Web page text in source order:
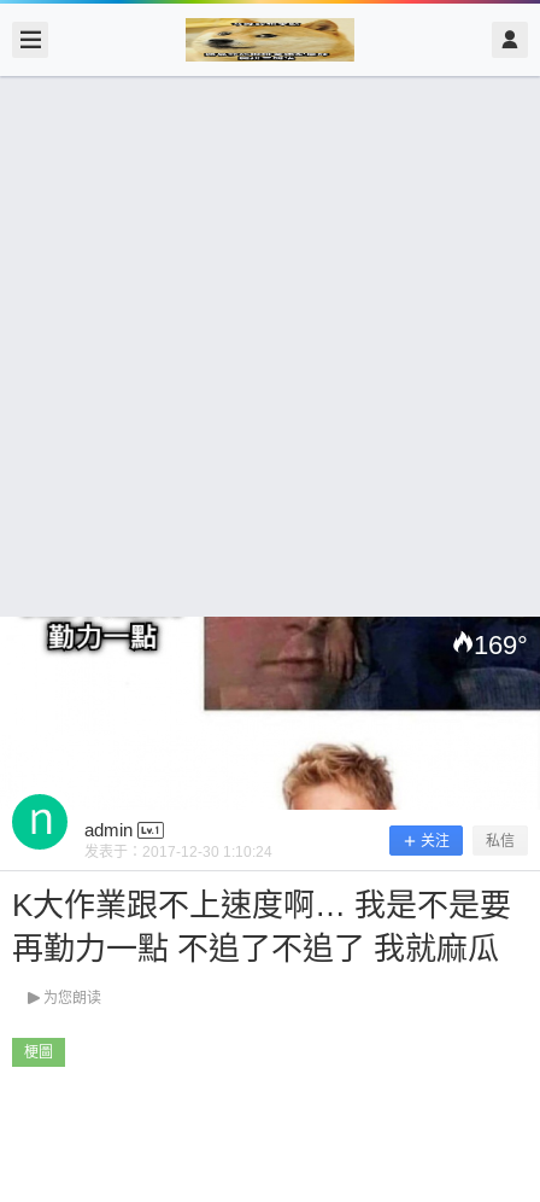
169°
admin
发表于： 2017-12-30 1:10:24
关注 私信
K大作業跟不上速度啊… 我是不是要
再勤力一點 不追了不追了 我就麻瓜
为您朗读
梗圖
admin @ 梗圖大全 MEME NOW 2017/12/30